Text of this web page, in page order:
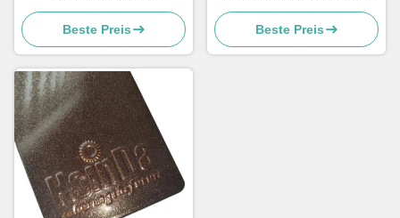
Oberflächenveredelungs-
Pulverbeschichtungsspray
für transformatives Design
Beste Preis
30-42 μm für
Metalloberflächen
Beste Preis